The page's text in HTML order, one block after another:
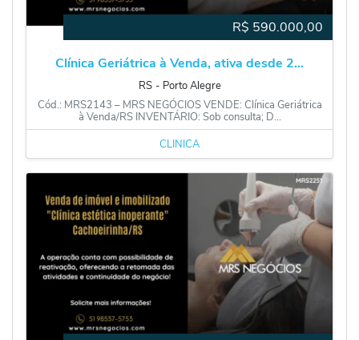
R$ 590.000,00
Clínica Geriátrica à Venda, ativa desde 2...
RS ‐ Porto Alegre
Cód.: MRS2143 – MRS NEGÓCIOS VENDE: Clínica Geriátrica
à Venda/RS INVENTÁRIO: Sob consulta; D...
CLÍNICA